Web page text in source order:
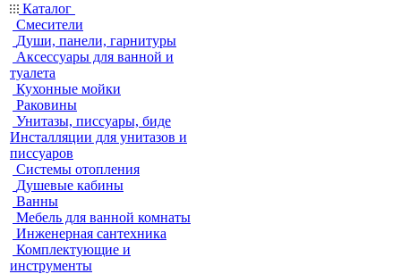
Каталог
Смесители
Души, панели, гарнитуры
Аксессуары для ванной и
туалета
Кухонные мойки
Раковины
Унитазы, писсуары, биде
Инсталляции для унитазов и
писсуаров
Системы отопления
Душевые кабины
Ванны
Мебель для ванной комнаты
Инженерная сантехника
Комплектующие и
инструменты